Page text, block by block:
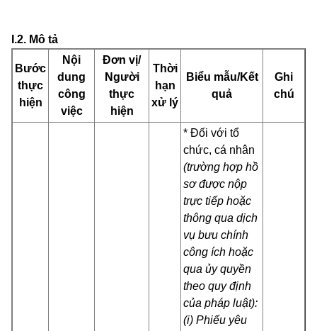
I.2. Mô tả
Bước
thực
hiện
Nội
dung
công
việc
Đơn vị/
Người
thực
hiện
Thời
hạn
xử lý
Biểu mẫu/Kết
quả
Ghi
chú
* Đối với tổ
chức, cá nhân
(trường hợp hồ
sơ được nộp
trực tiếp hoặc
thông qua dịch
vụ bưu chính
công ích hoặc
qua ủy quyền
theo quy định
của pháp luật):
(i) Phiếu yêu